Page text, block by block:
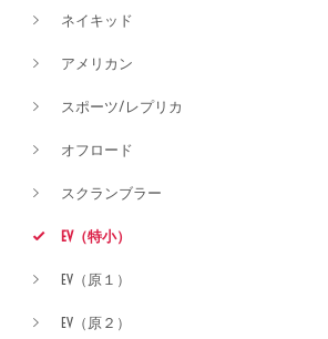
ネイキッド
アメリカン
スポーツ/レプリカ
オフロード
スクランブラー
EV（特小）
EV（原１）
EV（原２）